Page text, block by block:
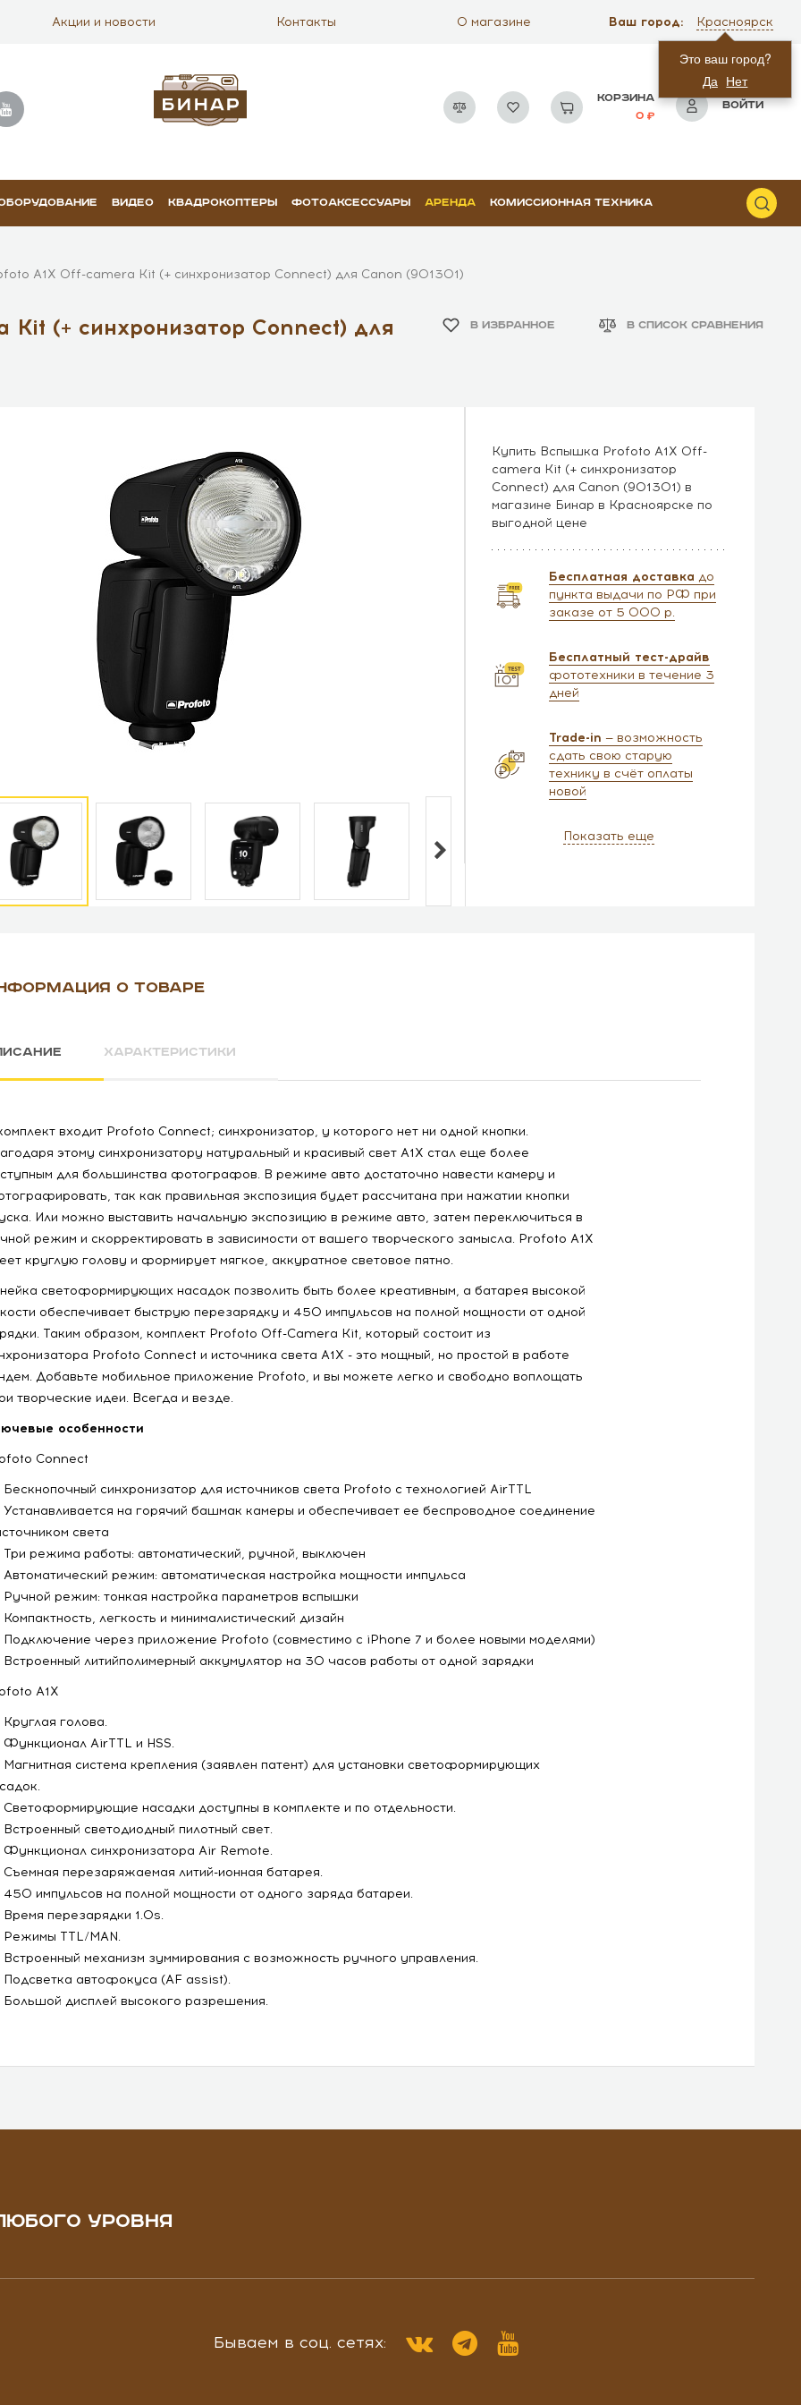
Акции и новости Контакты О магазине Ваш город:
Это ваш город?
Да Нет
Красноярск
КОРЗИНА
0
ВОЙТИ
ВИДЕО КВАДРОКОПТЕРЫ ФОТОАКСЕССУАРЫ АРЕНДА КОМИССИОННАЯ ТЕХНИКА
A1X Off-camera Kit (+ синхронизатор Connect) для Canon (901301)
(+ синхронизатор Connect) для
В ИЗБРАННОЕ В СПИСОК СРАВНЕНИЯ
Купить Вспышка Profoto A1X Off-
camera Kit (+ синхронизатор
Connect) для Canon (901301) в
магазине Бинар в Красноярске по
выгодной цене
Бесплатная доставка до
пункта выдачи по РФ при
заказе от 5 000 р.
Бесплатный тест-драйв
фототехники в течение 3
дней
Trade-in — возможность
сдать свою старую
технику в счёт оплаты
новой
Показать еще
О ТОВАРЕ
ХАРАКТЕРИСТИКИ
входит Profoto Connect; синхронизатор, у которого нет ни одной кнопки.
этому синхронизатору натуральный и красивый свет A1X стал еще более
для большинства фотографов. В режиме авто достаточно навести камеру и
так как правильная экспозиция будет рассчитана при нажатии кнопки
Или можно выставить начальную экспозицию в режиме авто, затем переключиться в
режим и скорректировать в зависимости от вашего творческого замысла. Profoto A1X
круглую голову и формирует мягкое, аккуратное световое пятно.
светоформирующих насадок позволить быть более креативным, а батарея высокой
обеспечивает быструю перезарядку и 450 импульсов на полной мощности от одной
Таким образом, комплект Profoto Off-Camera Kit, который состоит из
Profoto Connect и источника света A1X - это мощный, но простой в работе
Добавьте мобильное приложение Profoto, и вы можете легко и свободно воплощать
творческие идеи. Всегда и везде.
особенности
Connect
синхронизатор для источников света Profoto с технологией AirTTL
на горячий башмак камеры и обеспечивает ее беспроводное соединение
света
режима работы: автоматический, ручной, выключен
режим: автоматическая настройка мощности импульса
режим: тонкая настройка параметров вспышки
легкость и минималистический дизайн
через приложение Profoto (совместимо с iPhone 7 и более новыми моделями)
литийполимерный аккумулятор на 30 часов работы от одной зарядки
A1X
голова.
AirTTL и HSS.
система крепления (заявлен патент) для установки светоформирующих
насадки доступны в комплекте и по отдельности.
светодиодный пилотный свет.
синхронизатора Air Remote.
перезаряжаемая литий-ионная батарея.
импульсов на полной мощности от одного заряда батареи.
перезарядки 1.0s.
TTL/MAN.
механизм зуммирования с возможность ручного управления.
автофокуса (AF assist).
дисплей высокого разрешения.
УРОВНЯ
Бываем в соц. сетях: